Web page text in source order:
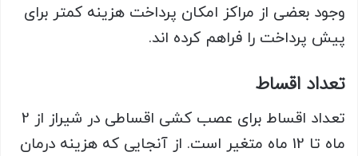
وجود بعضی از مراکز امکان پرداخت هزینه کمتر برای
پیش پرداخت را فراهم کرده اند.
تعداد اقساط
تعداد اقساط برای عصب کشی اقساطی در شیراز از 2
ماه تا 12 ماه متغیر است. از آنجایی که هزینه درمان